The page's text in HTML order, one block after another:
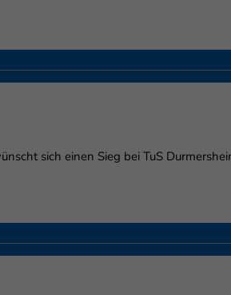
sich einen Sieg bei TuS